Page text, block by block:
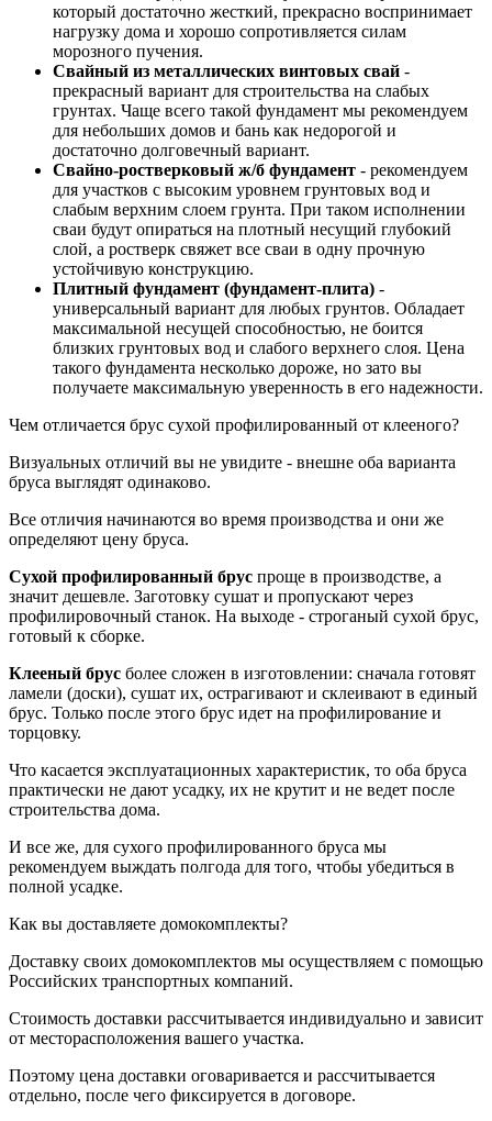
который достаточно жесткий, прекрасно воспринимает
нагрузку дома и хорошо сопротивляется силам
морозного пучения.
Свайный из металлических винтовых свай -
прекрасный вариант для строительства на слабых
грунтах. Чаще всего такой фундамент мы рекомендуем
для небольших домов и бань как недорогой и
достаточно долговечный вариант.
Свайно-ростверковый ж/б фундамент - рекомендуем
для участков с высоким уровнем грунтовых вод и
слабым верхним слоем грунта. При таком исполнении
сваи будут опираться на плотный несущий глубокий
слой, а ростверк свяжет все сваи в одну прочную
устойчивую конструкцию.
Плитный фундамент (фундамент-плита) -
универсальный вариант для любых грунтов. Обладает
максимальной несущей способностью, не боится
близких грунтовых вод и слабого верхнего слоя. Цена
такого фундамента несколько дороже, но зато вы
получаете максимальную уверенность в его надежности.
Чем отличается брус сухой профилированный от клееного?
Визуальных отличий вы не увидите - внешне оба варианта
бруса выглядят одинаково.
Все отличия начинаются во время производства и они же
определяют цену бруса.
Сухой профилированный брус проще в производстве, а
значит дешевле. Заготовку сушат и пропускают через
профилировочный станок. На выходе - строганый сухой брус,
готовый к сборке.
Клееный брус более сложен в изготовлении: сначала готовят
ламели (доски), сушат их, острагивают и склеивают в единый
брус. Только после этого брус идет на профилирование и
торцовку.
Что касается эксплуатационных характеристик, то оба бруса
практически не дают усадку, их не крутит и не ведет после
строительства дома.
И все же, для сухого профилированного бруса мы
рекомендуем выждать полгода для того, чтобы убедиться в
полной усадке.
Как вы доставляете домокомплекты?
Доставку своих домокомплектов мы осуществляем с помощью
Российских транспортных компаний.
Стоимость доставки рассчитывается индивидуально и зависит
от месторасположения вашего участка.
Поэтому цена доставки оговаривается и рассчитывается
отдельно, после чего фиксируется в договоре.